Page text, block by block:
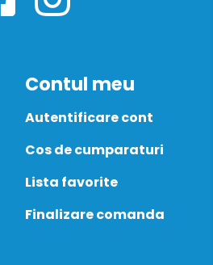
Contul meu
Autentificare cont
Cos de cumparaturi
Lista favorite
Finalizare comanda